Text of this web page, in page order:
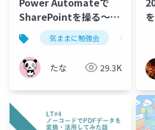
SharePointを操る～
Part6～気ままに勉強会
たな 29.3K